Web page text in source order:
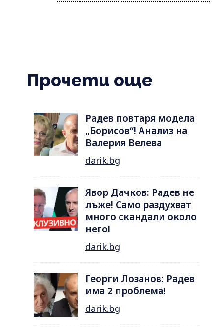
Прочети още
Радев повтаря модела
„Борисов“! Анализ на
Валерия Велева
darik.bg
Явор Дачков: Радев не
лъже! Само раздухват
много скандали около
него!
darik.bg
Георги Лозанов: Радев
има 2 проблема!
darik.bg